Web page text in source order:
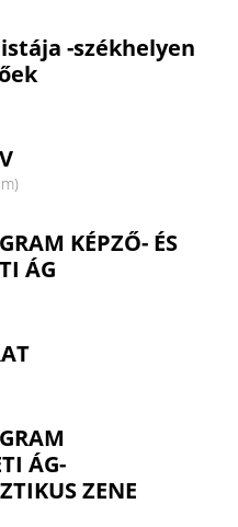
-székhelyen
KÉPZŐ- ÉS
ÁG
ÁG-
ZENE